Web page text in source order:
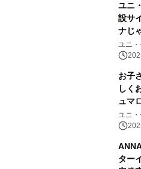
ユニ
設サ
ナじ
ユニ
お子
しく
ュマ
画
ユニ
ター